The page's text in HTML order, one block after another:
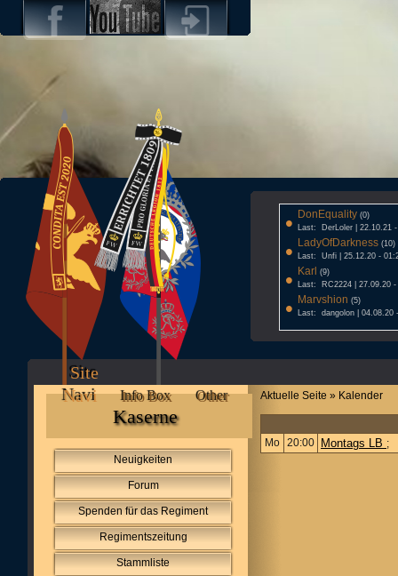
• DonEquality (0)
Last: DerLoler | 22.10.21
• LadyOfDarkness (10)
Last: Unfi | 25.12.20 -
• Karl (9)
Last: RC2224 | 27.09.20 -
• Marvshion (5)
Last: dangolon | 04.08.20
Site
Navi
Info Box Other
Kaserne
Neuigkeiten
Forum
Spenden für das Regiment
Regimentszeitung
Stammliste
Aktuelle Seite » Kalender
Mo 20:00 Montags LB ;